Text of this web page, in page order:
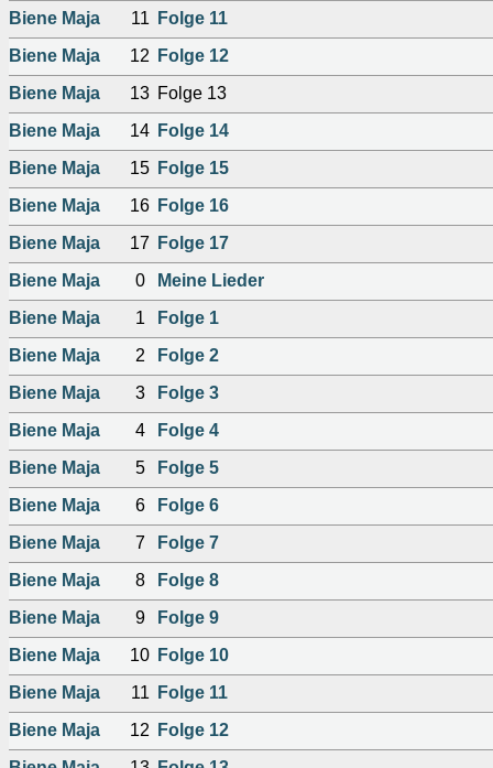
Biene Maja
11
Folge 11
Biene Maja
12
Folge 12
Biene Maja
13 Folge 13
Biene Maja
14 Folge 14
Biene Maja
15 Folge 15
Biene Maja
16 Folge 16
Biene Maja
17
Folge 17
Biene Maja
0
Meine Lieder
Biene Maja
1
Folge 1
Biene Maja
2
Folge 2
Biene Maja
3
Folge 3
Biene Maja
4
Folge 4
Biene Maja
5
Folge 5
Biene Maja
6
Folge 6
Biene Maja
7
Folge 7
Biene Maja
8
Folge 8
Biene Maja
9
Folge 9
Biene Maja
10 Folge 10
Biene Maja
11
Folge 11
Biene Maja
12
Folge 12